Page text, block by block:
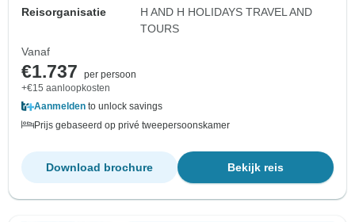
Reisorganisatie
H AND H HOLIDAYS TRAVEL AND
TOURS
Vanaf
€1.737
per persoon
+€15 aanloopkosten
Aanmelden to unlock savings
Prijs gebaseerd op privé tweepersoonskamer
Bekijk reis
Download brochure